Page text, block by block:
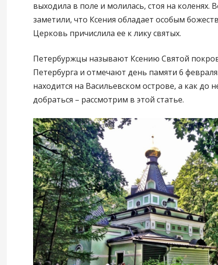
выходила в поле и молилась, стоя на коленях.
заметили, что Ксения обладает особым
Церковь причислила ее к лику святых.
Петербуржцы называют Ксению Святой
Петербурга и отмечают день памяти 6
находится на Васильевском острове, а как до
добраться – рассмотрим в этой статье.